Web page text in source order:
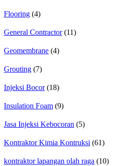
Flooring (4)
General Contractor(11)
Geomembrane (4)
Grouting (7)
Injeksi Bocor(18)
Insulation Foam (9)
Jasa Injeksi Kebocoran (5)
Kontraktor Kimia Kontruksi (61)
kontraktor lapangan olah raga (10)